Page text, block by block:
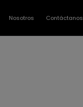
Nosotros Contáctanos